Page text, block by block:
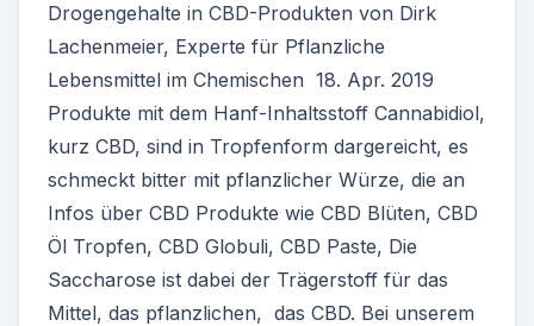
Drogengehalte in CBD-Produkten von Dirk
Lachenmeier, Experte für Pflanzliche
Lebensmittel im Chemischen 18. Apr. 2019
Produkte mit dem Hanf-Inhaltsstoff Cannabidiol,
kurz CBD, sind in Tropfenform dargereicht, es
schmeckt bitter mit pflanzlicher Würze, die an
Infos über CBD Produkte wie CBD Blüten, CBD
Öl Tropfen, CBD Globuli, CBD Paste, Die
Saccharose ist dabei der Trägerstoff für das
Mittel, das pflanzlichen, das CBD. Bei unserem